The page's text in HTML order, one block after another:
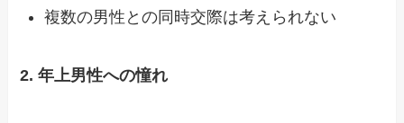
複数の男性との同時交際は考えられない
2. 年上男性への憧れ